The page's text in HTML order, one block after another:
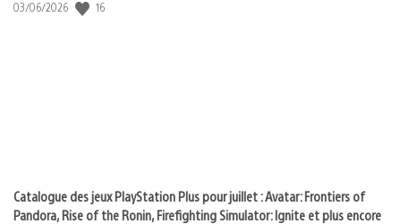
Date
03/06/2026 16
Catalogue des jeux PlayStation Plus pour juillet : Avatar: Frontiers of
Pandora, Rise of the Ronin, Firefighting Simulator: Ignite et plus encore